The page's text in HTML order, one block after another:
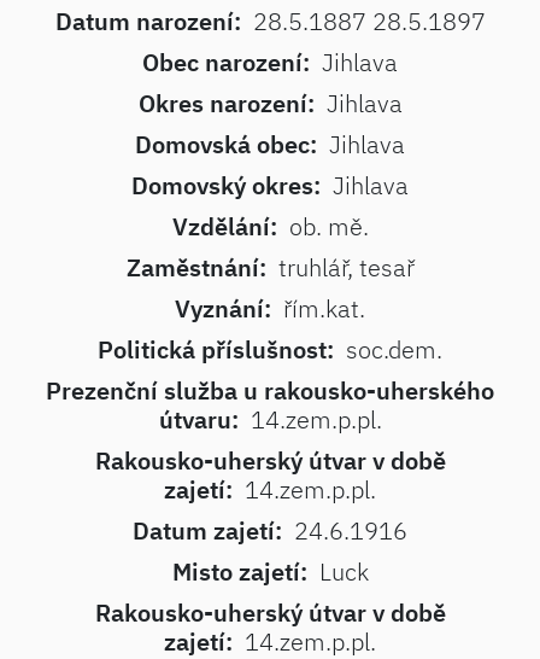
Datum narození: 28.5.1887 28.5.1897
Obec narození: Jihlava
Okres narození: Jihlava
Domovská obec: Jihlava
Domovský okres: Jihlava
Vzdělání: ob. mě.
Zaměstnání: truhlář, tesař
Vyznání: řím.kat.
Politická příslušnost: soc.dem.
Prezenční služba u rakousko-uherského
útvaru: 14.zem.p.pl.
Rakousko-uherský útvar v době
zajetí: 14.zem.p.pl.
Datum zajetí: 24.6.1916
Misto zajetí: Luck
Rakousko-uherský útvar v době
zajetí: 14.zem.p.pl.